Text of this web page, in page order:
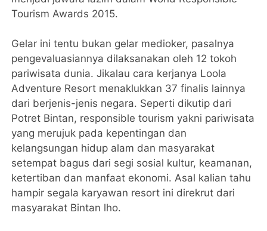
Tourism Awards 2015.
Gelar ini tentu bukan gelar medioker, pasalnya
pengevaluasiannya dilaksanakan oleh 12 tokoh
pariwisata dunia. Jikalau cara kerjanya Loola
Adventure Resort menaklukkan 37 finalis lainnya
dari berjenis-jenis negara. Seperti dikutip dari
Potret Bintan, responsible tourism yakni pariwisata
yang merujuk pada kepentingan dan
kelangsungan hidup alam dan masyarakat
setempat bagus dari segi sosial kultur, keamanan,
ketertiban dan manfaat ekonomi. Asal kalian tahu
hampir segala karyawan resort ini direkrut dari
masyarakat Bintan lho.